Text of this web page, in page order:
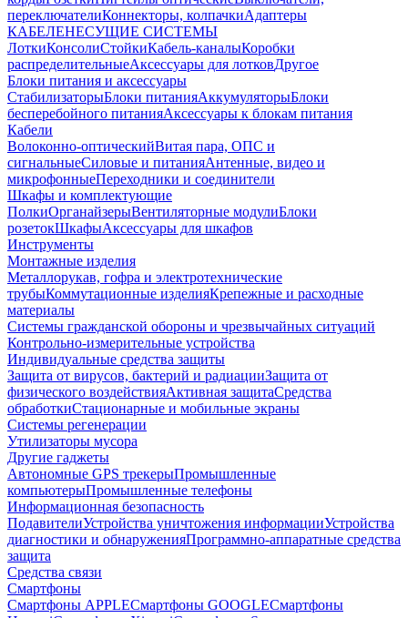
переключателиКоннекторы, колпачкиАдаптеры
КАБЕЛЕНЕСУЩИЕ СИСТЕМЫ
ЛоткиКонсолиСтойкиКабель-каналыКоробки
распределительныеАксессуары для лотковДругое
Блоки питания и аксессуары
СтабилизаторыБлоки питанияАккумуляторыБлоки
бесперебойного питанияАксессуары к блокам питания
Кабели
Волоконно-оптическийВитая пара, ОПС и
сигнальныеСиловые и питанияАнтенные, видео и
микрофонныеПереходники и соединители
Шкафы и комплектующие
ПолкиОрганайзерыВентиляторные модулиБлоки
розетокШкафыАксессуары для шкафов
Инструменты
Монтажные изделия
Металлорукав, гофра и электротехнические
трубыКоммутационные изделияКрепежные и расходные
материалы
Системы гражданской обороны и чрезвычайных ситуаций
Контрольно-измерительные устройства
Индивидуальные средства защиты
Защита от вирусов, бактерий и радиацииЗащита от
физического воздействияАктивная защитаСредства
обработкиСтационарные и мобильные экраны
Системы регенерации
Утилизаторы мусора
Другие гаджеты
Автономные GPS трекерыПромышленные
компьютерыПромышленные телефоны
Информационная безопасность
ПодавителиУстройства уничтожения информацииУстройства
диагностики и обнаруженияПрограммно-аппаратные средства
защита
Средства связи
Смартфоны
Смартфоны APPLEСмартфоны GOOGLEСмартфоны